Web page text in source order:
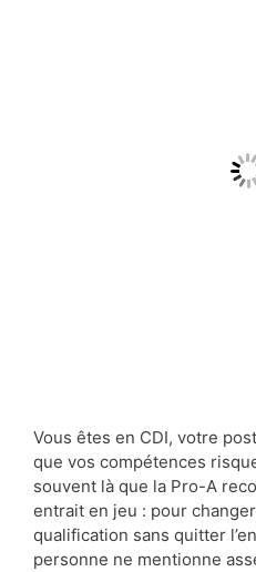
Vous êtes en CDI, votre
que vos compétences
souvent là que la Pro-A
entrait en jeu : pour
qualification sans quitter
personne ne mentionne